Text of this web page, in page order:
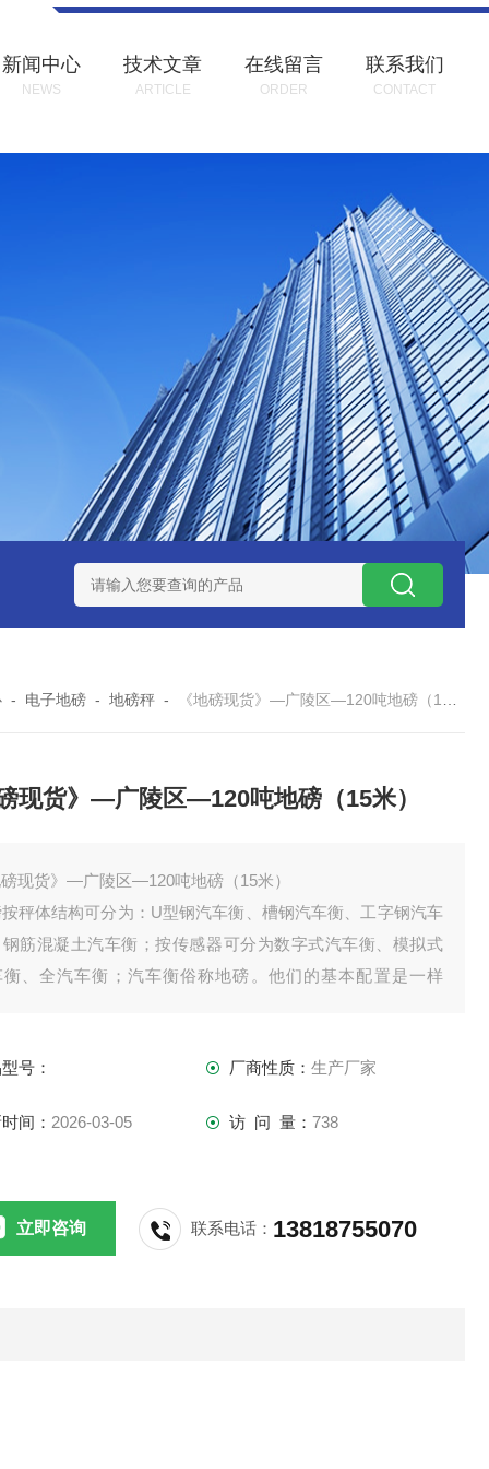
新闻中心
NEWS
技术文章
ARTICLE
在线留言
ORDER
联系我们
CONTACT
SCS-18米120吨玉环装一台16米100吨地磅多少钱？
- 电子地磅 -地磅秤 - 《地磅现货》—广陵区—120吨地磅（15米）
磅现货》—广陵区—120吨地磅（15米）
磅现货》—广陵区—120吨地磅（15米）
秤体结构可分为：U型钢汽车衡、槽钢汽车衡、工字钢汽车
筋混凝土汽车衡；按传感器可分为数字式汽车衡、模拟式
衡、全汽车衡；汽车衡俗称地磅。他们的基本配置是一样
号：
厂商性质： 生产厂家
间： 2026-03-05 访 问 量： 738
立即咨询 联系电话： 13818755070